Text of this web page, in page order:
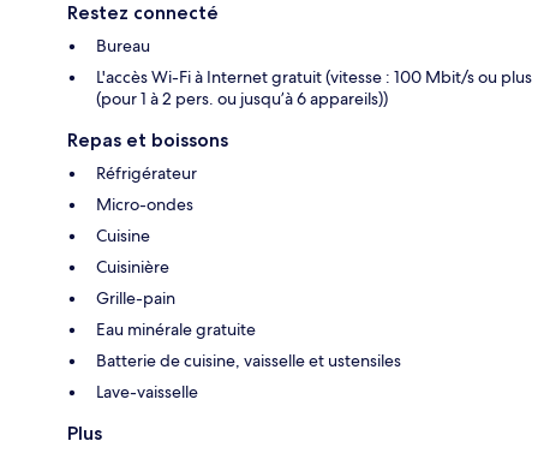
Restez connecté
Bureau
L'accès Wi-Fi à Internet gratuit (vitesse : 100 Mbit/s ou plus
(pour 1 à 2 pers. ou jusqu’à 6 appareils))
Repas et boissons
Réfrigérateur
Micro-ondes
Cuisine
Cuisinière
Grille-pain
Eau minérale gratuite
Batterie de cuisine, vaisselle et ustensiles
Lave-vaisselle
Plus